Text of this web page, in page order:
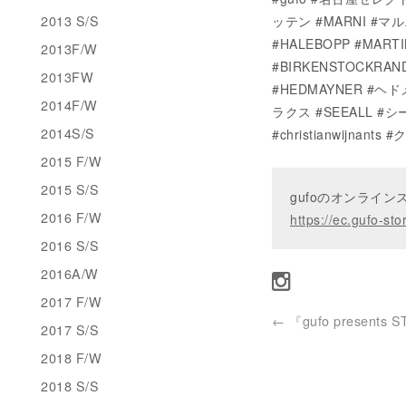
ッテン #MARNI #マ
#HALEBOPP
#HEDMAYNER #ヘ
ラクス #SEEALL #
#christianwijnants #
gufoのオンライン
https://ec.gufo-
← 『gufo presents
2013 S/S
2013F/W
2013FW
2014F/W
2014S/S
2015 F/W
2015 S/S
2016 F/W
2016 S/S
2016A/W
2017 F/W
2017 S/S
2018 F/W
2018 S/S